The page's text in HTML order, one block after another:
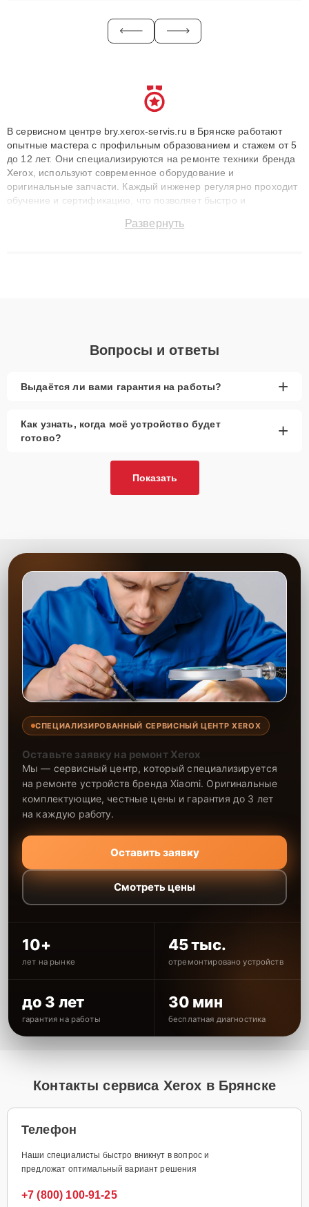
В сервисном центре bry.xerox-servis.ru в Брянске работают
опытные мастера с профильным образованием и стажем от 5
до 12 лет. Они специализируются на ремонте техники бренда
Xerox, используют современное оборудование и
оригинальные запчасти. Каждый инженер регулярно проходит
обучение и сертификацию, что позволяет быстро и
сохранением гарантии до 3 лет. Наши мастера решают
Развернуть
Вопросы и ответы
Выдаётся ли вами гарантия на работы? +
Как узнать, когда моё устройство будет
готово?
+
Показать
СПЕЦИАЛИЗИРОВАННЫЙ СЕРВИСНЫЙ ЦЕНТР XEROX
Оставьте заявку на ремонт Xerox
Мы — сервисный центр, который специализируется
на ремонте устройств бренда Xiaomi. Оригинальные
комплектующие, честные цены и гарантия до 3 лет
на каждую работу.
Оставить заявку
Смотреть цены
10+
лет на рынке
45 тыс.
отремонтировано устройств
до 3 лет
гарантия на работы
30 мин
бесплатная диагностика
Контакты сервиса Xerox в Брянске
Телефон
Наши специалисты быстро вникнут в вопрос и
предложат оптимальный вариант решения
+7 (800) 100-91-25